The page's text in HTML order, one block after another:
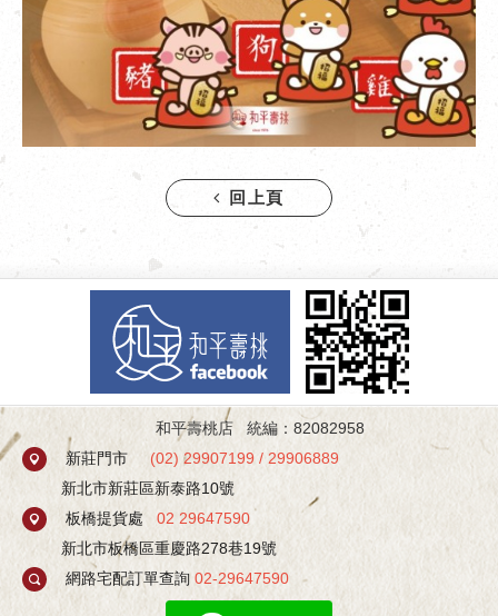
回上頁
和平壽桃店 統編：82082958
新莊門市
(02) 29907199 / 29906889
新北市新莊區新泰路10號
板橋提貨處
02 29647590
新北市板橋區重慶路278巷19號
網路宅配訂單查詢 02-29647590